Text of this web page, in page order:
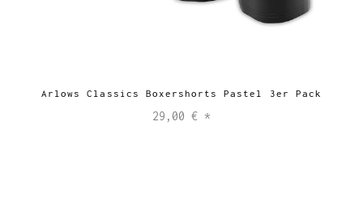
Arlows Classics Boxershorts Pastel 3er Pack
29,00 € *